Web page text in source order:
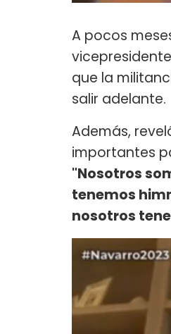
A pocos
que la
salir adelante.
Además,
importantes
"Nosotros
tenemos
nosotros